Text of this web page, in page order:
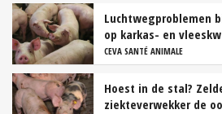
Luchtwegproblemen
op karkas- en
CEVA SANTÉ ANIMALE
Hoest in de stal?
ziekteverwekker de